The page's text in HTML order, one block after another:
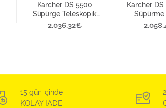
Karcher DS 5500
Süpürge Teleskopik
Boru
2.036,32
Karcher
Süpürme
15 gün içinde
KOLAY İADE